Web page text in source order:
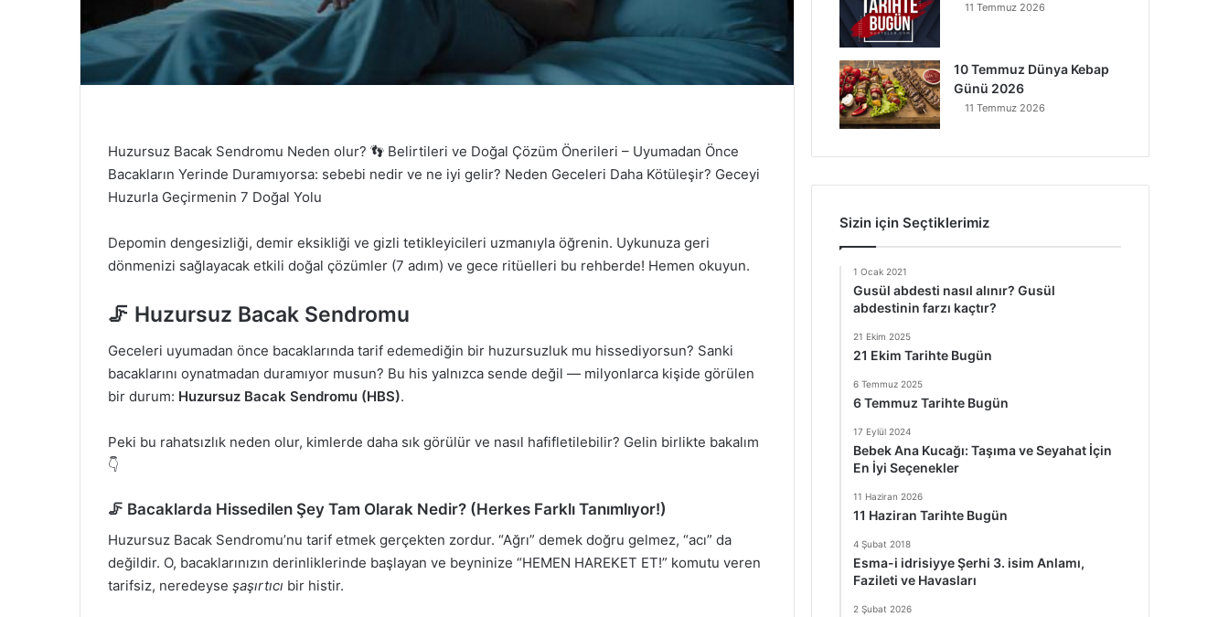
Huzursuz Bacak Sendromu Neden olur? 👣 Belirtileri ve Doğal Çözüm Önerileri – Uyumadan Önce
Bacakların Yerinde Duramıyorsa: sebebi nedir ve ne iyi gelir? Neden Geceleri Daha Kötüleşir? Geceyi
Huzurla Geçirmenin 7 Doğal Yolu
Depomin dengesizliği, demir eksikliği ve gizli tetikleyicileri uzmanıyla öğrenin. Uykunuza geri
dönmenizi sağlayacak etkili doğal çözümler (7 adım) ve gece ritüelleri bu rehberde! Hemen okuyun.
🦵 Huzursuz Bacak Sendromu
Geceleri uyumadan önce bacaklarında tarif edemediğin bir huzursuzluk mu hissediyorsun? Sanki
bacaklarını oynatmadan duramıyor musun? Bu his yalnızca sende değil — milyonlarca kişide görülen
bir durum: Huzursuz Bacak Sendromu (HBS).
Peki bu rahatsızlık neden olur, kimlerde daha sık görülür ve nasıl hafifletilebilir? Gelin birlikte bakalım
👇
🦵 Bacaklarda Hissedilen Şey Tam Olarak Nedir? (Herkes Farklı Tanımlıyor!)
Huzursuz Bacak Sendromu’nu tarif etmek gerçekten zordur. “Ağrı” demek doğru gelmez, “acı” da
değildir. O, bacaklarınızın derinliklerinde başlayan ve beyninize “HEMEN HAREKET ET!” komutu veren
tarifsiz, neredeyse şaşırtıcı bir histir.
11 Temmuz 2026
10 Temmuz Dünya Kebap
Günü 2026
11 Temmuz 2026
Sizin için Seçtiklerimiz
1 Ocak 2021
Gusül abdesti nasıl alınır? Gusül
abdestinin farzı kaçtır?
21 Ekim 2025
21 Ekim Tarihte Bugün
6 Temmuz 2025
6 Temmuz Tarihte Bugün
17 Eylül 2024
Bebek Ana Kucağı: Taşıma ve Seyahat İçin
En İyi Seçenekler
11 Haziran 2026
11 Haziran Tarihte Bugün
4 Şubat 2018
Esma-i idrisiyye Şerhi 3. isim Anlamı,
Fazileti ve Havasları
2 Şubat 2026